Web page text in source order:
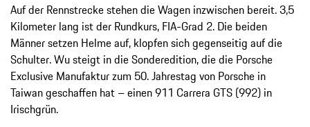
Auf der Rennstrecke stehen die Wagen inzwischen bereit. 3,5
Kilometer lang ist der Rundkurs, FIA-Grad 2. Die beiden
Männer setzen Helme auf, klopfen sich gegenseitig auf die
Schulter. Wu steigt in die Sonderedition, die die Porsche
Exclusive Manufaktur zum 50. Jahrestag von Porsche in
Taiwan geschaffen hat – einen 911 Carrera GTS (992) in
Irischgrün.